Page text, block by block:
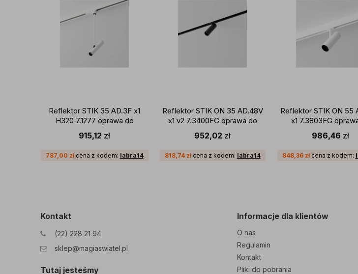
Reflektor STIK 35 AD.3F x1
H320 7.1277 oprawa do
szynoprzewodu 3-fazowego
LABRA
915,12 zł
787,00 złcena z kodem: labra14
Reflektor STIK ON 35 AD.48V
x1 v2 7.3400EG oprawa do
szynoprzewodu
magnetycznego Multisystem
952,02 zł
818,74 złcena z kodem: labra14
Reflektor STIK ON 55
x1 7.3803EG
szynoprzewodu
magnetycznego
986,46 zł
848,36 złcena z kodem:
Informacje dla klientów
O nas
Regulamin
Kontakt
Pliki do pobrania
Kontakt
(22) 228 21 94
sklep@magiaswiatel.pl
Tutaj jesteśmy